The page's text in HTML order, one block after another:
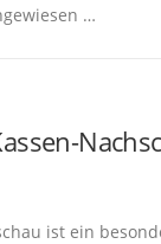
…
ist ein